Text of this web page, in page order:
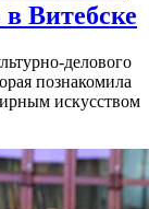
Витебске
делового
познакомила
искусством